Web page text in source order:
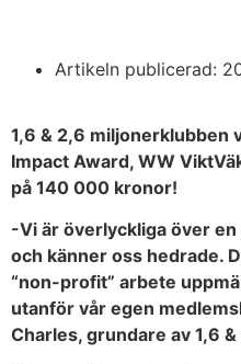
Artikeln publicerad:
1,6 & 2,6 miljonerklubben
Impact Award, WW
på 140 000 kronor!
-Vi är överlyckliga över
och känner oss hedrade.
“non-profit” arbete
utanför vår egen
Charles, grundare av 1,6